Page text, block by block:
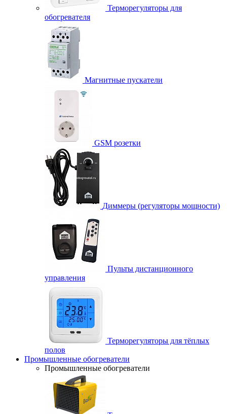
Терморегуляторы для
обогревателя
Магнитные пускатели
GSM розетки
Диммеры (регуляторы мощности)
Пульты дистанционного
управления
Терморегуляторы для тёплых
полов
Промышленные обогреватели
Промышленные обогреватели